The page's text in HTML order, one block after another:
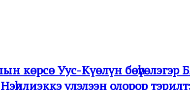
көрсө Уус-Күөлүн
үлэлээн олорор